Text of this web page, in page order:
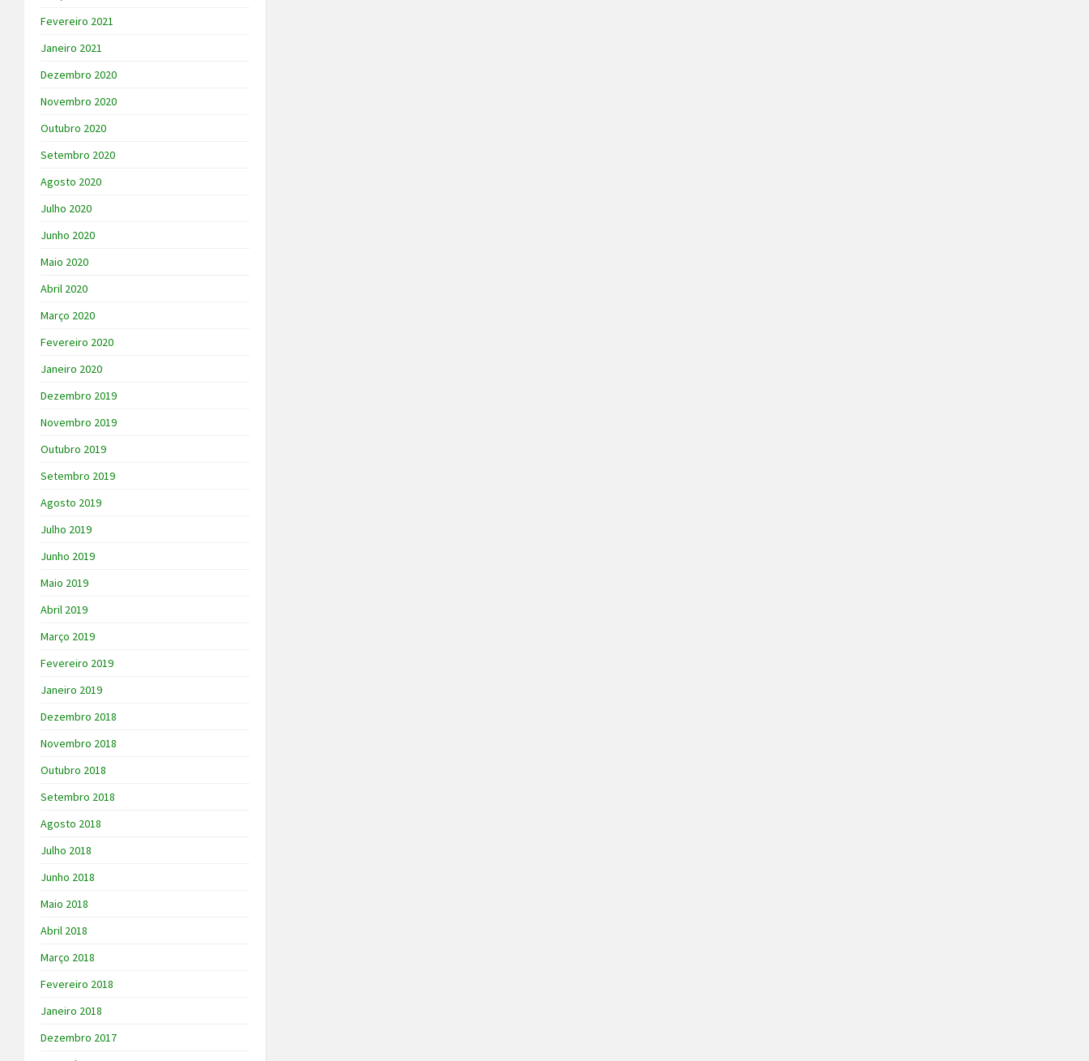
Fevereiro 2021
Janeiro 2021
Dezembro 2020
Novembro 2020
Outubro 2020
Setembro 2020
Agosto 2020
Julho 2020
Junho 2020
Maio 2020
Abril 2020
Março 2020
Fevereiro 2020
Janeiro 2020
Dezembro 2019
Novembro 2019
Outubro 2019
Setembro 2019
Agosto 2019
Julho 2019
Junho 2019
Maio 2019
Abril 2019
Março 2019
Fevereiro 2019
Janeiro 2019
Dezembro 2018
Novembro 2018
Outubro 2018
Setembro 2018
Agosto 2018
Julho 2018
Junho 2018
Maio 2018
Abril 2018
Março 2018
Fevereiro 2018
Janeiro 2018
Dezembro 2017